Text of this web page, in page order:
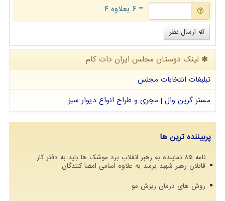
= ۶ بعلاوه ۴
ارسال نظر
لینک دوستان مجلس ایران دات كام
تبلیغات انتخابات مجلس
مستر گرین وال | مجری و طراح انواع دیوار سبز
پربیننده ترین ها
نامه ۸۵ نماینده به رهبر انقلاب برد موشک ها باید به دفتر کار
قاتلان رهبر شهید برسد به علاوه اسامی امضا کنندگان
روش های درمان ریزش مو